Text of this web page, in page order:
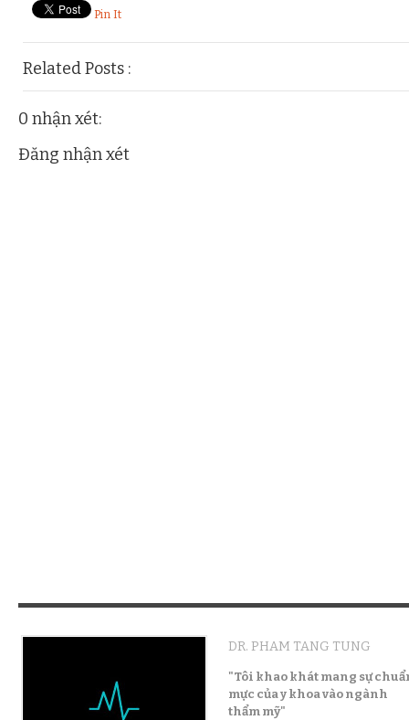
Pin It
Related Posts :
0 nhận xét:
Đăng nhận xét
DR. PHAM TANG TUNG
"Tôi khao khát mang sự
mực của y khoa vào ngành
thẩm mỹ"